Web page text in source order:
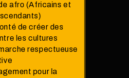
afro (Africains et
de créer des
les cultures
respectueuse
pour la